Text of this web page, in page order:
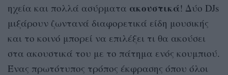
ηχεία και πολλά ασύρματα ακουστικά! Δύο DJs
μιξάρουν ζωντανά διαφορετικά είδη μουσικής
και το κοινό μπορεί να επιλέξει τι θα ακούσει
στα ακουστικά του με το πάτημα ενός κουμπιού.
Ένας πρωτότυπος τρόπος έκφρασης όπου όλοι